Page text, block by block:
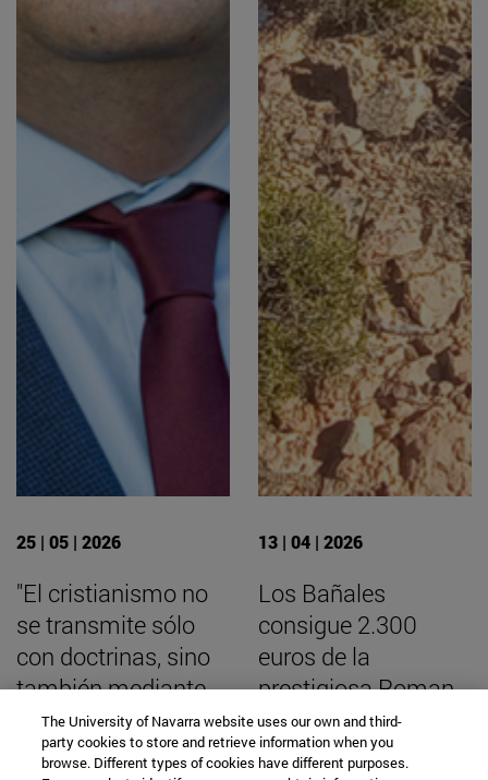
25 | 05 | 2026
"El cristianismo no
se transmite sólo
con doctrinas, sino
también mediante
modos de mirar la
realidad"
13 | 04 | 2026
Los Bañales
consigue 2.300
euros de la
prestigiosa Roman
Society británica
para seguir
The University of Navarra website uses our own and third-
party cookies to store and retrieve information when you
browse. Different types of cookies have different purposes.